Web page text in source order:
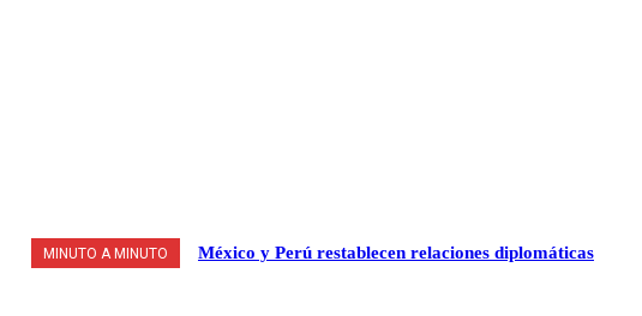
MINUTO A MINUTO México y Perú restablecen relaciones diplomáticas